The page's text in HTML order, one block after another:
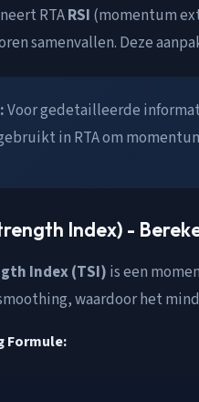
RTARSI (momentum
samenvallen. Deze
Voor gedetailleerde
in RTA om
Index) -
Index (TSI) is een
waardoor het
Formule: